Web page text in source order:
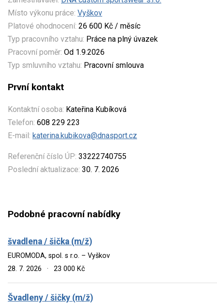
Místo výkonu práce: Vyškov
Platové ohodnocení: 26 600 Kč / měsíc
Typ pracovního vztahu: Práce na plný úvazek
Pracovní poměr: Od 1.9.2026
Typ smluvního vztahu: Pracovní smlouva
První kontakt
Kontaktní osoba: Kateřina Kubíková
Telefon: 608 229 223
E-mail: katerina.kubikova@dnasport.cz
Referenční číslo ÚP: 33222740755
Poslední aktualizace: 30. 7. 2026
Podobné pracovní nabídky
švadlena / šička (m/ž)
EUROMODA, spol. s r.o. – Vyškov
28. 7. 2026
· 23 000 Kč
Švadleny / šičky (m/ž)